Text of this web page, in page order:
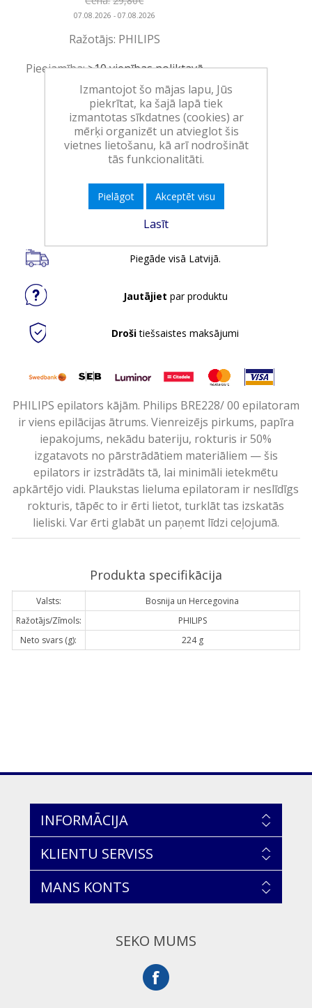
07.08.2026 - 07.08.2026
Ražotājs: PHILIPS
Pieejamība:>10 vienības noliktavā
Art.:394004!
EAN: 8720689030908
Iepakojumā:6
Minimālais daudzums:1
Ielikt grozā
Piegāde visā Latvijā.
Jautājiet par produktu
Drošitiešsaistes maksājumi
PHILIPS epilators kājām. Philips BRE228/ 00 epilatoram
ir viens epilācijas ātrums. Vienreizējs pirkums, papīra
iepakojums, nekādu bateriju, rokturis ir 50%
izgatavots no pārstrādātiem materiāliem — šis
epilators ir izstrādāts tā, lai minimāli ietekmētu
apkārtējo vidi. Plaukstas lieluma epilatoram ir neslīdīgs
rokturis, tāpēc to ir ērti lietot, turklāt tas izskatās
lieliski. Var ērti glabāt un paņemt līdzi ceļojumā.
Produkta specifikācija
Valsts:
Bosnija un Hercegovina
Ražotājs/Zīmols:
PHILIPS
Neto svars (g):
224 g
INFORMĀCIJA
KLIENTU SERVISS
MANS KONTS
SEKO MUMS
Izmantojot šo mājas lapu, Jūs
piekrītat, ka šajā lapā tiek
izmantotas sīkdatnes (cookies) ar
mērķi organizēt un atvieglot šis
vietnes lietošanu, kā arī nodrošināt
tās funkcionalitāti.
Pielāgot Akceptēt visu
Lasīt